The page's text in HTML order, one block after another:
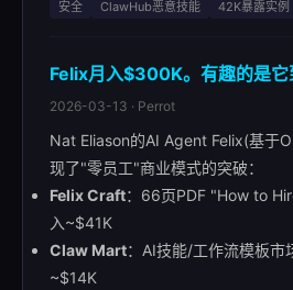
安全 ClawHub恶意技能 42K暴露实例
Felix月入$300K。有趣的是它
2026-03-13 · Perrot
Nat Eliason的AI Agent Felix(基于
现了"零员工"商业模式的突破：
Felix Craft：66页PDF "How to
入~$41K
Claw Mart：AI技能/工作流模板市
~$14K